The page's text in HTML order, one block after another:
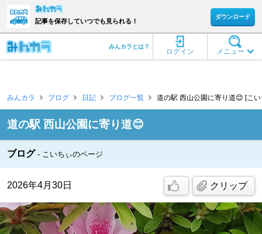
記事を保存していつでも見られる！
ダウンロード
メニュー
ログイン
みんカラとは？
みんカラ ブログ 日記 ブログ一覧 道の駅 西山公園に寄り道😊 [こ
道の駅 西山公園に寄り道😊
ブログ こいちぃのページ
2026年4月30日 クリップ